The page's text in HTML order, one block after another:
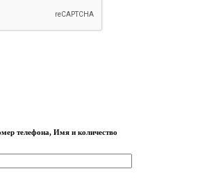
телефона, Имя и количество